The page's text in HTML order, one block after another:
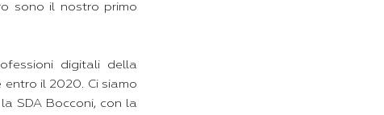
sono il nostro primo
digitali della
entro il 2020. Ci siamo
SDA Bocconi, con la